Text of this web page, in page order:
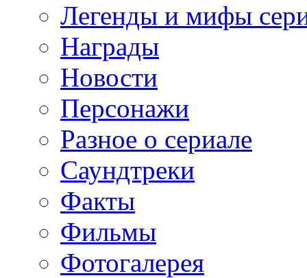
Легенды и мифы
Награды
Новости
Персонажи
Разное о сериале
Саундтреки
Факты
Фильмы
Фотогалерея